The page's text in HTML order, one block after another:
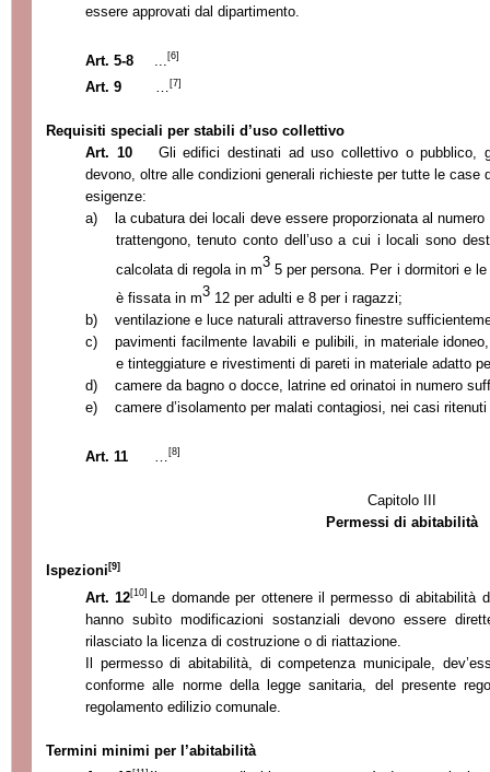
essere approvati dal dipartimento.
Art. 5-8 ...[6]
Art. 9 …[7]
Requisiti speciali per stabili d’uso collettivo
Art. 10
Gli edifici destinati ad uso collettivo o pubblico,
devono, oltre alle condizioni generali richieste per tutte le case
esigenze:
a)
la cubatura dei locali deve essere proporzionata al
trattengono, tenuto conto dell’uso a cui i locali sono
calcolata di regola in m3 5 per persona. Per i dormitori e
è fissata in m312 per adulti e 8 per i ragazzi;
b)
ventilazione e luce naturali attraverso finestre
c)
pavimenti facilmente lavabili e pulibili, in materialeidoneo,
e tinteggiature e rivestimenti di pareti in materiale adatto
d)
camere da bagno o docce, latrine ed orinatoi in numero
e)
camere d’isolamento per malati contagiosi, nei casi ritenuti
Art. 11 [8]
Capitolo III
Permessi di abitabilità
Ispezioni[9]
Art. 12[10] Le domande per ottenere il permesso di abitabilità
hanno subìto modificazioni sostanziali devono essere
rilasciato la licenza di costruzione o di riattazione.
Il permesso di abitabilità,
di competenza municipale, dev’
conforme alle norme della legge sanitaria, del presente
regolamento edilizio comunale.
Termini minimi per l’abitabilità